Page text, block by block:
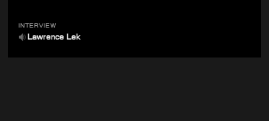
Lawrence Lek
INTERVIEW